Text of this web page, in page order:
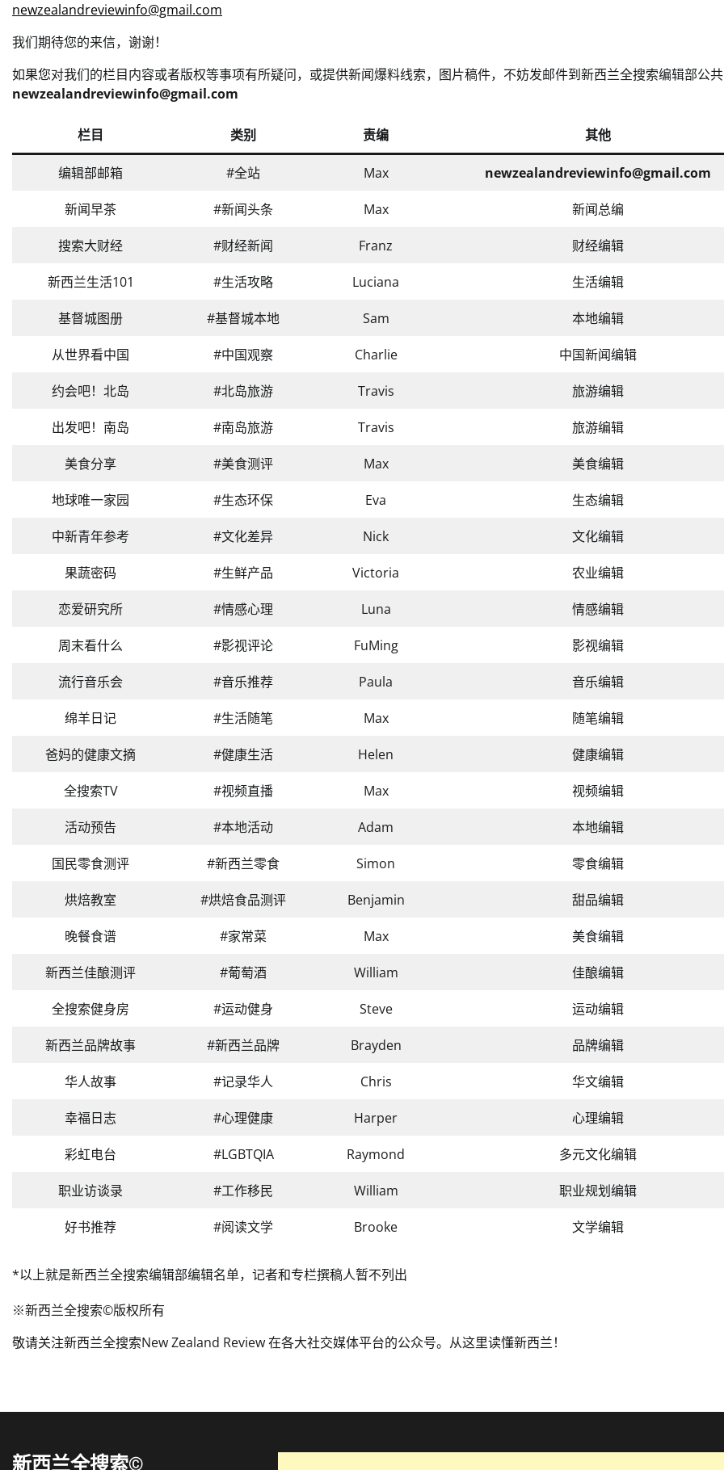
newzealandreviewinfo@gmail.com
我们期待您的来信，谢谢！
如果您对我们的栏目内容或者版权等事项有所疑问，或提供新闻爆料线索，图片稿件，不妨发邮件到新西兰全搜索编辑部公
newzealandreviewinfo@gmail.com
栏目 类别 责编 其他
编辑部邮箱 #全站 Max newzealandreviewinfo@gmail.com
新闻早茶 #新闻头条 Max 新闻总编
搜索大财经 #财经新闻 Franz 财经编辑
新西兰生活101 #生活攻略 Luciana 生活编辑
基督城图册 #基督城本地 Sam 本地编辑
从世界看中国 #中国观察 Charlie 中国新闻编辑
约会吧！北岛 #北岛旅游 Travis 旅游编辑
出发吧！南岛 #南岛旅游 Travis 旅游编辑
美食分享 #美食测评 Max 美食编辑
地球唯一家园 #生态环保 Eva 生态编辑
中新青年参考 #文化差异 Nick 文化编辑
果蔬密码 #生鲜产品 Victoria 农业编辑
恋爱研究所 #情感心理 Luna 情感编辑
周末看什么 #影视评论 FuMing 影视编辑
流行音乐会 #音乐推荐 Paula 音乐编辑
绵羊日记 #生活随笔 Max 随笔编辑
爸妈的健康文摘 #健康生活 Helen 健康编辑
全搜索TV #视频直播 Max 视频编辑
活动预告 #本地活动 Adam 本地编辑
国民零食测评 #新西兰零食 Simon 零食编辑
烘焙教室 #烘焙食品测评 Benjamin 甜品编辑
晚餐食谱 #家常菜 Max 美食编辑
新西兰佳酿测评 #葡萄酒 William 佳酿编辑
全搜索健身房 #运动健身 Steve 运动编辑
新西兰品牌故事 #新西兰品牌 Brayden 品牌编辑
华人故事 #记录华人 Chris 华文编辑
幸福日志 #心理健康 Harper 心理编辑
彩虹电台 #LGBTQIA Raymond 多元文化编辑
职业访谈录 #工作移民 William 职业规划编辑
好书推荐 #阅读文学 Brooke 文学编辑
*以上就是新西兰全搜索编辑部编辑名单，记者和专栏撰稿人暂不列出
※新西兰全搜索©️版权所有
敬请关注新西兰全搜索New Zealand Review 在各大社交媒体平台的公众号。从这里读懂新西兰！️
新西兰全搜索©